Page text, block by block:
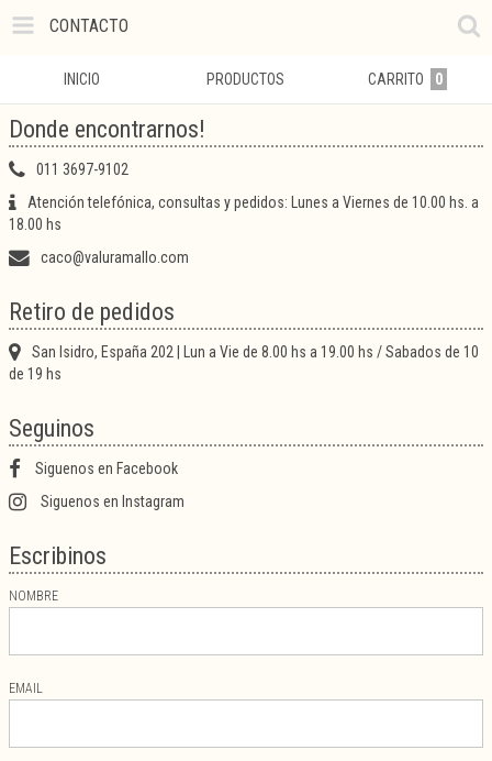
CONTACTO
INICIO PRODUCTOS CARRITO 0
Donde encontrarnos!
011 3697-9102
Atención telefónica, consultas y pedidos: Lunes a Viernes de 10.00 hs. a
18.00 hs
caco@valuramallo.com
Retiro de pedidos
San Isidro, España 202 | Lun a Vie de 8.00 hs a 19.00 hs / Sabados de 10
de 19 hs
Seguinos
Siguenos en Facebook
Siguenos en Instagram
Escribinos
NOMBRE
EMAIL